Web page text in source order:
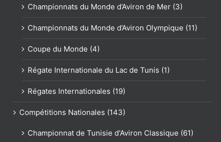
Championnats du Monde d’Aviron de Mer (3)
Championnats du Monde d’Aviron Olympique (11)
Coupe du Monde (4)
Régate Internationale du Lac de Tunis (1)
Régates Internationales (19)
Compétitions Nationales (143)
Championnat de Tunisie d'Aviron Classique (61)